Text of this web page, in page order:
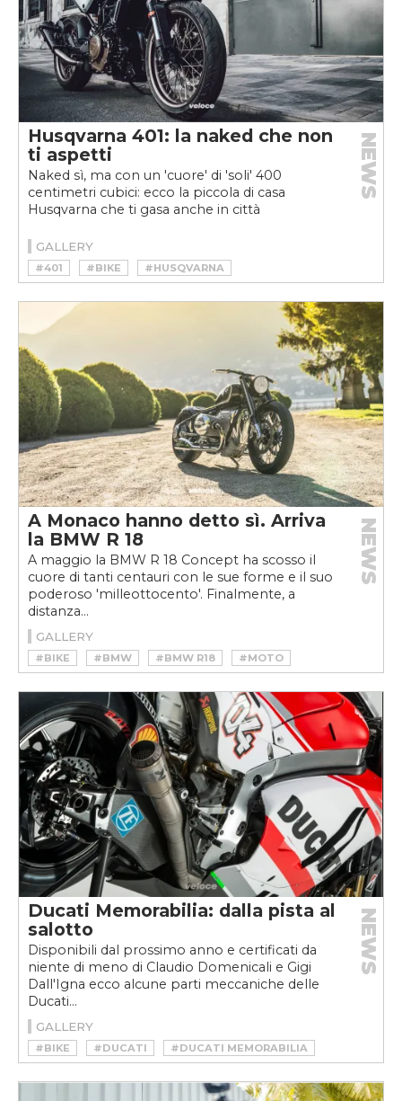
Husqvarna 401: la naked che non
ti aspetti
Naked sì, ma con un 'cuore' di 'soli' 400
centimetri cubici: ecco la piccola di casa
Husqvarna che ti gasa anche in città
NEWS
GALLERY
#401 #BIKE
#HUSQVARNA
#HUSQVARNA 401
#MOTO #NAKED
A Monaco hanno detto sì. Arriva
la BMW R 18
A maggio la BMW R 18 Concept ha scosso il
cuore di tanti centauri con le sue forme e il suo
poderoso 'milleottocento'. Finalmente, a
distanza...
NEWS
GALLERY
#BIKE #BMW #BMW R18
#MOTO
#R18
Ducati Memorabilia: dalla pista al
salotto
Disponibili dal prossimo anno e certificati da
niente di meno di Claudio Domenicali e Gigi
Dall'Igna ecco alcune parti meccaniche delle
Ducati...
NEWS
GALLERY
#BIKE #DUCATI
#DUCATI MEMORABILIA
#MEMORABILIA
#MOTO
#MOTO GP
#SBK